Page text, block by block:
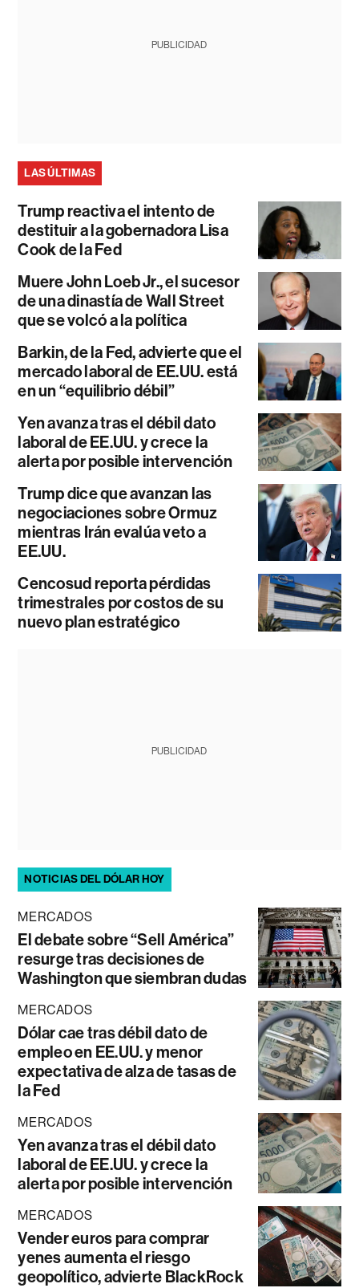
PUBLICIDAD
LAS ÚLTIMAS
Trump reactiva el intento de
destituir a la gobernadora Lisa
Cook de la Fed
Muere John Loeb Jr., el sucesor
de una dinastía de Wall Street
que se volcó a la política
Barkin, de la Fed, advierte que el
mercado laboral de EE.UU. está
en un “equilibrio débil”
Yen avanza tras el débil dato
laboral de EE.UU. y crece la
alerta por posible intervención
Trump dice que avanzan las
negociaciones sobre Ormuz
mientras Irán evalúa veto a
EE.UU.
Cencosud reporta pérdidas
trimestrales por costos de su
nuevo plan estratégico
PUBLICIDAD
NOTICIAS DEL DÓLAR HOY
MERCADOS
El debate sobre “Sell América”
resurge tras decisiones de
Washington que siembran dudas
MERCADOS
Dólar cae tras débil dato de
empleo en EE.UU. y menor
expectativa de alza de tasas de
la Fed
MERCADOS
Yen avanza tras el débil dato
laboral de EE.UU. y crece la
alerta por posible intervención
MERCADOS
Vender euros para comprar
yenes aumenta el riesgo
geopolítico, advierte BlackRock